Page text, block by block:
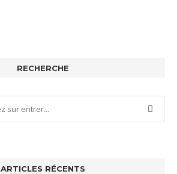
RECHERCHE
ARTICLES RÉCENTS